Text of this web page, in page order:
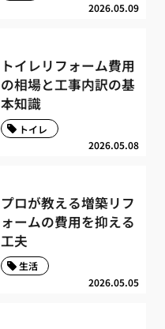
2026.05.09
トイレリフォーム費用
の相場と工事内訳の基
本知識
2026.05.08
トイレ
プロが教える増築リフ
ォームの費用を抑える
工夫
2026.05.05
生活